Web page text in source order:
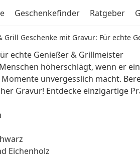
Geschenkefinder Ratgeber
Grill Geschenke mit Gravur: Für echte
echte Genießer & Grillmeister
höherschlägt, wenn er
unvergesslich macht.
Gravur! Entdecke einzigartige
Eichenholz